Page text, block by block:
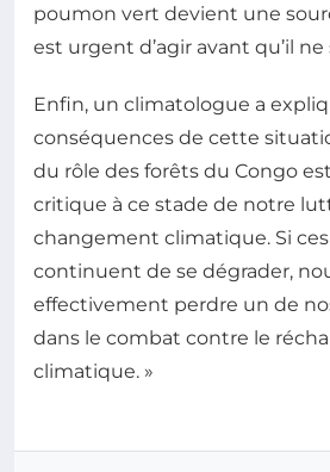
poumon vert devient une
est urgent d’agir avant qu’il
Enfin, un climatologue a
conséquences de cette
du rôle des forêts du Congo
critique à ce stade de notre
changement climatique. Si
continuent de se dégrader,
effectivement perdre un de
dans le combat contre le
climatique. »